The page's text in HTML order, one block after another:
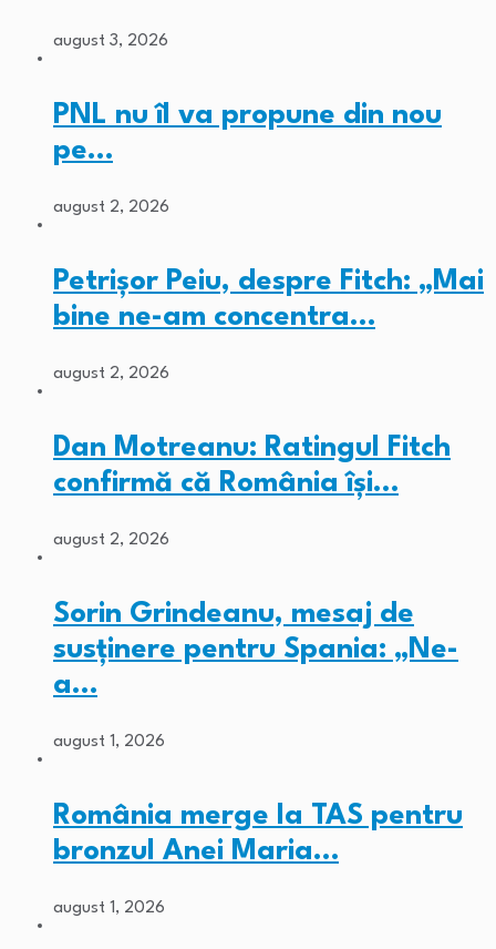
august 3, 2026
PNL nu îl va propune din nou
pe…
august 2, 2026
Petrișor Peiu, despre Fitch: „Mai
bine ne-am concentra…
august 2, 2026
Dan Motreanu: Ratingul Fitch
confirmă că România își…
august 2, 2026
Sorin Grindeanu, mesaj de
susținere pentru Spania: „Ne-
a…
august 1, 2026
România merge la TAS pentru
bronzul Anei Maria…
august 1, 2026